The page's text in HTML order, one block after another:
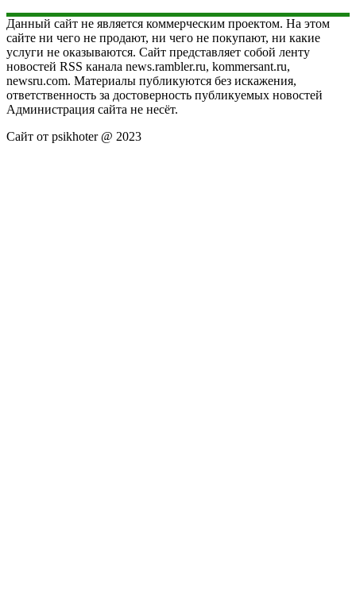
Данный сайт не является коммерческим проектом. На этом
сайте ни чего не продают, ни чего не покупают, ни какие
услуги не оказываются. Сайт представляет собой ленту
новостей RSS канала news.rambler.ru, kommersant.ru,
newsru.com. Материалы публикуются без искажения,
ответственность за достоверность публикуемых новостей
Администрация сайта не несёт.
Сайт от psikhoter @ 2023